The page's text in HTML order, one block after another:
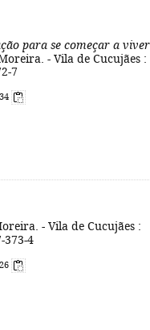
para se começar a viver
- Vila de Cucujães :
7
- Vila de Cucujães :
373-4